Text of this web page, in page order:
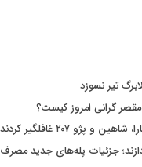
تیر نسوزد
۲۰۷ غافلگیر کردند
جزئیات پله‌های جدید مصرف